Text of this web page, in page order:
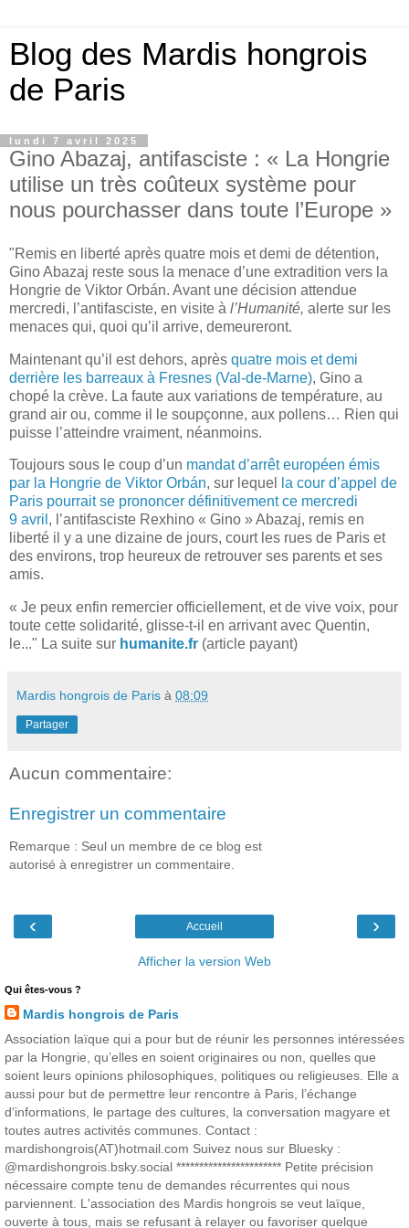
Blog des Mardis hongrois
de Paris
lundi 7 avril 2025
Gino Abazaj, antifasciste : « La Hongrie
utilise un très coûteux système pour
nous pourchasser dans toute l’Europe »
"Remis en liberté après quatre mois et demi de détention,
Gino Abazaj reste sous la menace d’une extradition vers la
Hongrie de Viktor Orbán. Avant une décision attendue
mercredi, l’antifasciste, en visite à l’Humanité, alerte sur les
menaces qui, quoi qu’il arrive, demeureront.
Maintenant qu’il est dehors, après quatre mois et demi
derrière les barreaux à Fresnes (Val-de-Marne), Gino a
chopé la crève. La faute aux variations de température, au
grand air ou, comme il le soupçonne, aux pollens… Rien qui
puisse l’atteindre vraiment, néanmoins.
Toujours sous le coup d’un mandat d’arrêt européen émis
par la Hongrie de Viktor Orbán, sur lequel
la cour d’appel de
Paris pourrait se prononcer définitivement ce mercredi
9 avril , l’antifasciste Rexhino « Gino » Abazaj, remis en
liberté il y a une dizaine de jours, court les rues de Paris et
des environs, trop heureux de retrouver ses parents et ses
amis.
« Je peux enfin remercier officiellement, et de vive voix, pour
toute cette solidarité, glisse-t-il en arrivant avec Quentin,
le..." La suite sur humanite.fr (article payant)
Mardis hongrois de Paris à 08:09
Partager
Aucun commentaire:
Enregistrer un commentaire
Remarque : Seul un membre de ce blog est
autorisé à enregistrer un commentaire.
‹ ›
Accueil
Afficher la version Web
Qui êtes-vous ?
Mardis hongrois de Paris
Association laïque qui a pour but de réunir les personnes intéressées
par la Hongrie, qu’elles en soient originaires ou non, quelles que
soient leurs opinions philosophiques, politiques ou religieuses. Elle a
aussi pour but de permettre leur rencontre à Paris, l’échange
d’informations, le partage des cultures, la conversation magyare et
toutes autres activités communes. Contact :
mardishongrois(AT)hotmail.com Suivez nous sur Bluesky :
@mardishongrois.bsky.social *********************** Petite précision
nécessaire compte tenu de demandes récurrentes qui nous
parviennent. L'association des Mardis hongrois se veut laïque,
ouverte à tous, mais se refusant à relayer ou favoriser quelque